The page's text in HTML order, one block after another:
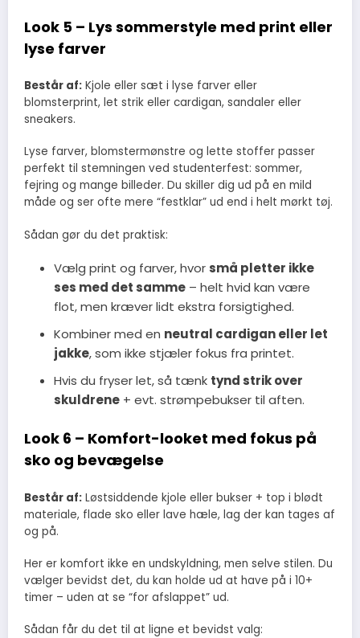
Look 5 – Lys sommerstyle med print eller
lyse farver
Består af: Kjole eller sæt i lyse farver eller
blomsterprint, let strik eller cardigan, sandaler eller
sneakers.
Lyse farver, blomstermønstre og lette stoffer passer
perfekt til stemningen ved studenterfest: sommer,
fejring og mange billeder. Du skiller dig ud på en mild
måde og ser ofte mere “festklar” ud end i helt mørkt tøj.
Sådan gør du det praktisk:
Vælg print og farver, hvor små pletter ikke
ses med det samme– helt hvid kan være
flot, men kræver lidt ekstra forsigtighed.
Kombiner med en neutral cardigan eller let
jakke, som ikke stjæler fokus fra printet.
Hvis du fryser let, så tænk tynd strik over
skuldrene+ evt. strømpebukser til aften.
Look 6 – Komfort-looket med fokus på
sko og bevægelse
Består af: Løstsiddende kjole eller bukser + top i blødt
materiale, flade sko eller lave hæle, lag der kan tages af
og på.
Her er komfort ikke en undskyldning, men selve stilen. Du
vælger bevidst det, du kan holde ud at have på i 10+
timer – uden at se “for afslappet” ud.
Sådan får du det til at ligne et bevidst valg: